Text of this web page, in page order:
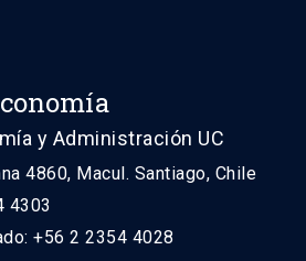
y Administración UC
4860, Macul. Santiago, Chile
4303
+56 2 2354 4028